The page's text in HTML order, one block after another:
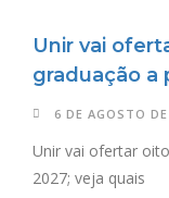
Unir vai
graduação a
6 DE AGOSTO
Unir vai ofertar
2027; veja quais